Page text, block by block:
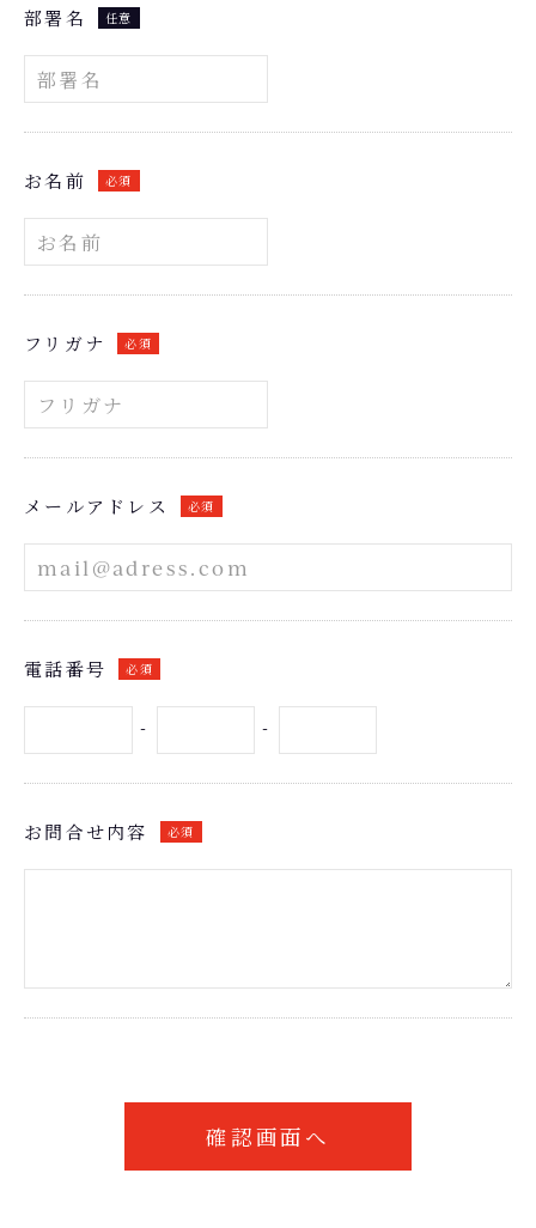
部署名 任意
お名前 必須
フリガナ 必須
メールアドレス 必須
電話番号 必須
- -
お問合せ内容 必須